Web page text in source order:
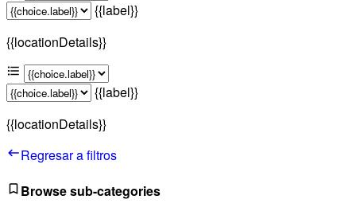
{{label}}
{{locationDetails}}
{{label}}
{{locationDetails}}
Regresar a filtros
Browse sub-categories